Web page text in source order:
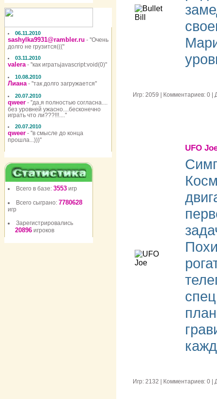
06.11.2010
sashylka9931@rambler.ru - ''Очень
долго не грузится(((''
03.11.2010
valera- ''как игратьjavascript:void(0)''
10.08.2010
Лиана- ''так долго загружается''
20.07.2010
qweer - ''да,я полностью согласна....
без уровней ужасно....бесконечно
играть что ли???!!!....''
20.07.2010
qweer - ''в смысле до конца
прошла...)))''
Всего в базе: 3553 игр
Всего сыграно: 7780628
игр
Зарегистрировались
20896 игроков
Игр: 2059 | Комментариев: 0
UFO
Игр: 2132 | Комментариев: 0